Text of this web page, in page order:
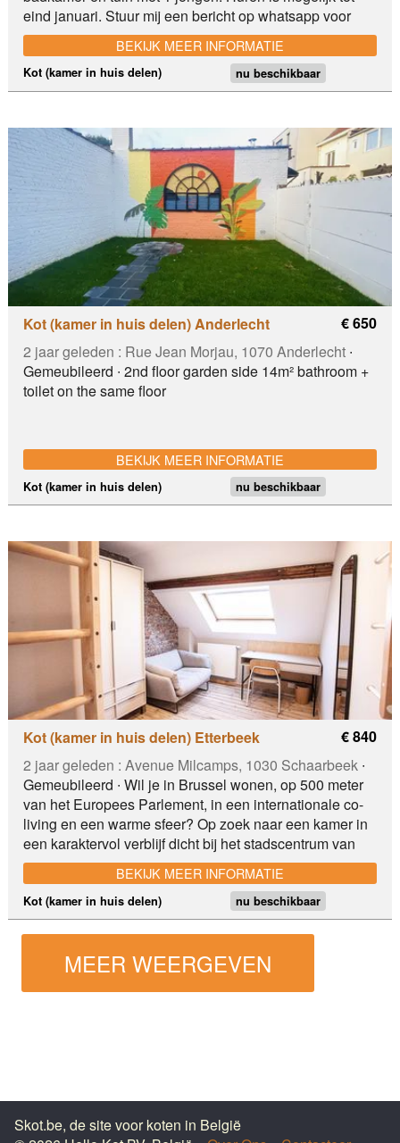
eind januari. Stuur mij een bericht op whatsapp voor
meer info: +Domicilie is NIET mogelijk. Ribaucourt
Kot (kamer in huis delen) nu beschikbaar
BEKIJK MEER INFORMATIE
Kot (kamer in huis delen) Anderlecht
2 jaar geleden : Rue Jean Morjau, 1070 Anderlecht∙
Gemeubileerd ∙ 2nd floor garden side 14m² bathroom +
toilet on the same floor
Kot (kamer in huis delen) nu beschikbaar
€ 650
BEKIJK MEER INFORMATIE
Kot (kamer in huis delen) Etterbeek
2 jaar geleden : Avenue Milcamps, 1030 Schaarbeek∙
Gemeubileerd ∙ Wil je in Brussel wonen, op 500 meter
van het Europees Parlement, in een internationale co-
living en een warme sfeer? Op zoek naar een kamer in
een karaktervol verblijf dicht bij het stadscentrum van
Brussel en het Europees Parlement? Deze plek is
perfect voor jou! Met zachte mobiliteitsoplossing​en is dit
prachtig gerenoveerde herenhuis ideaal voor degenen
die comfort en gezelligheid zoeken. Dit huis met jouw te
huur staande kamer in gedeeld wonen is waarschijnlijk
jouw volgende bestemming. Alle kamers zijn voorzien
Kot (kamer in huis delen) nu beschikbaar
€ 840
BEKIJK MEER INFORMATIE
MEER WEERGEVEN
Skot.be, de site voor koten in België